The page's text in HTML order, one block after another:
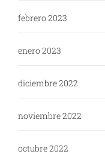
febrero 2023
enero 2023
diciembre 2022
noviembre 2022
octubre 2022